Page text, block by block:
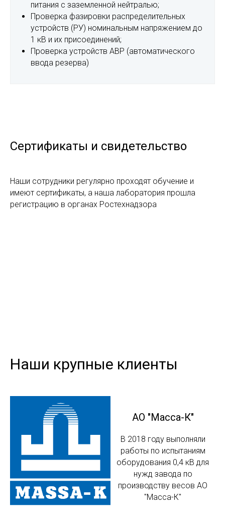
питания с заземленной нейтралью;
Проверка фазировки распределительных
устройств (РУ) номинальным напряжением до
1 кВ и их присоединений;
Проверка устройств АВР (автоматического
ввода резерва)
Сертификаты и свидетельство
Наши сотрудники регулярно проходят обучение и
имеют сертификаты, а наша лаборатория прошла
регистрацию в органах Ростехнадзора
Наши крупные клиенты
АО "Масса-К"
В 2018 году выполняли
работы по испытаниям
оборудования 0,4 кВ для
нужд завода по
производству весов АО
"Масса-К"